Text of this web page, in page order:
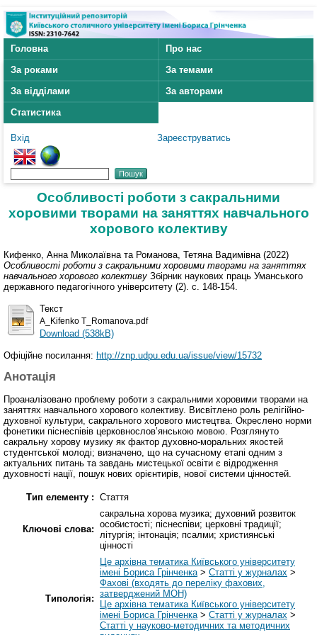
Головна
Про нас
За роками
За темами
За відділами
За авторами
Статистика
Вхід Зареєструватись
Особливості роботи з сакральними
хоровими творами на заняттях навчального
хорового колективу
Кифенко, Анна Миколаївна та Романова, Тетяна Вадимівна (2022)
Особливості роботи з сакральними хоровими творами на заняттях
навчального хорового колективу Збірник наукових праць Уманського
державного педагогічного університету (2). с. 148-154.
Текст
A_Kifenko T_Romanova.pdf
Download (538kB)
Офіційне посилання: http://znp.udpu.edu.ua/issue/view/15732
Анотація
Проаналізовано проблему роботи з сакральними хоровими творами на
заняттях навчального хорового колективу. Висвітлено роль релігійно-
духовної культури, сакрального хорового мистецтва. Окреслено норми
фонетики піснеспівів церковнослов’янською мовою. Розглянуто
сакральну хорову музику як фактор духовно-моральних якостей
студентської молоді; визначено, що на сучасному етапі одним з
актуальних питань та завдань мистецької освіти є відродження
духовності нації, пошук нових орієнтирів, нової системи цінностей.
Тип елементу : Стаття
Ключові слова:
сакральна хорова музика; духовний розвиток
особистості; піснеспіви; церковні традиції;
літургія; інтонація; псалми; християнські
цінності
Типологія:
Це архівна тематика Київського університету
імені Бориса Грінченка> Статті у журналах >
Фахові (входять до переліку фахових,
затверджений МОН)
Це архівна тематика Київського університету
імені Бориса Грінченка> Статті у журналах >
Статті у науково-методичних та методичних